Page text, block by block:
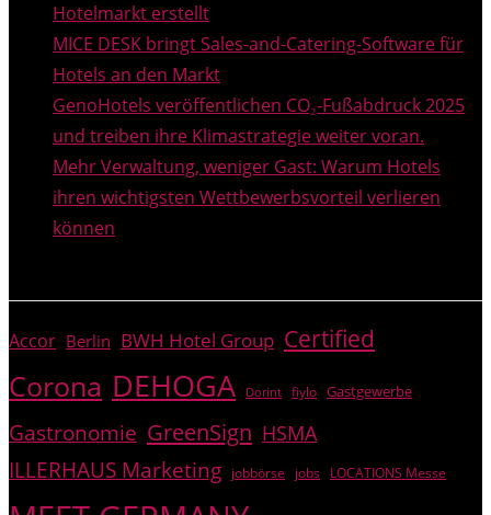
Hotelmarkt erstellt
MICE DESK bringt Sales-and-Catering-Software für
Hotels an den Markt
GenoHotels veröffentlichen CO₂-Fußabdruck 2025
und treiben ihre Klimastrategie weiter voran.
Mehr Verwaltung, weniger Gast: Warum Hotels
ihren wichtigsten Wettbewerbsvorteil verlieren
können
Accor Berlin BWH Hotel Group Certified
Corona DEHOGA Dorint fiylo Gastgewerbe
Gastronomie GreenSign HSMA
ILLERHAUS Marketing jobbörse jobs LOCATIONS Messe